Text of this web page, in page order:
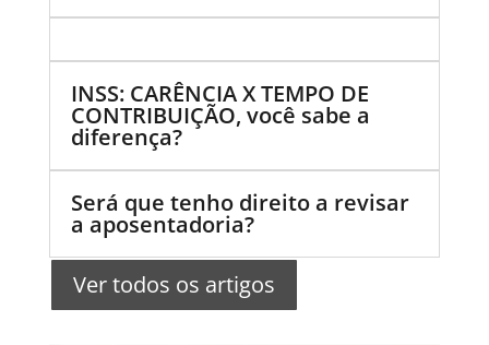
INSS: CARÊNCIA X TEMPO DE
CONTRIBUIÇÃO, você sabe a
diferença?
Será que tenho direito a revisar
a aposentadoria?
Ver todos os artigos